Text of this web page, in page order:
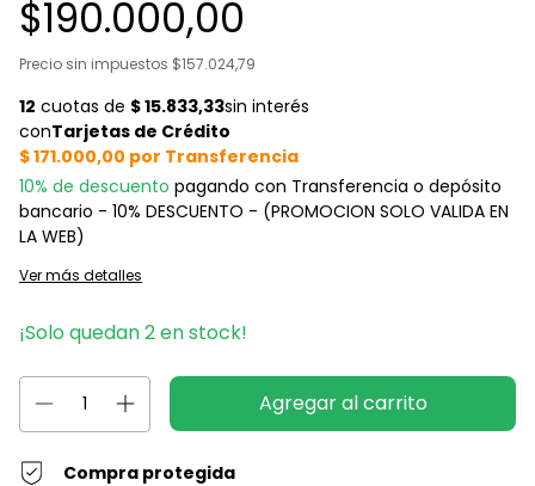
$190.000,00
Precio sin impuestos $157.024,79
10% de descuento pagando con Transferencia o depósito
bancario - 10% DESCUENTO - (PROMOCION SOLO VALIDA EN
LA WEB)
Ver más detalles
¡Solo quedan2en stock!
Compra protegida